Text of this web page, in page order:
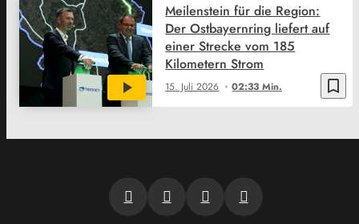
bookmark_border
15. Juli 2026 02:33 Min.
Meilenstein für die Region:
Der Ostbayernring liefert auf
einer Strecke vom 185
Kilometern Strom